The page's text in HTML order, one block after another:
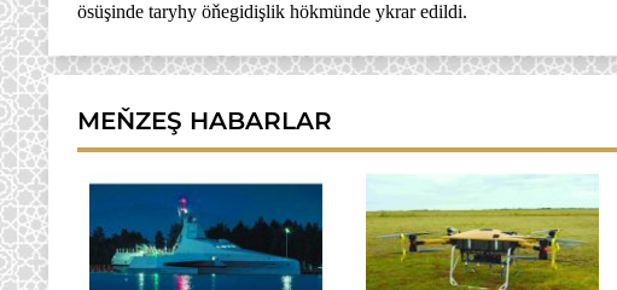
ösüşinde taryhy öňegidişlik hökmünde ykrar edildi.
MEŇZEŞ HABARLAR